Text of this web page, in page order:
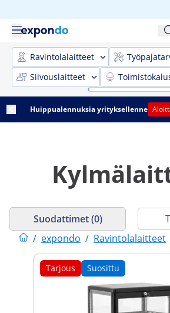
Ravintolalaitteet
Siivouslaitteet
Huippualennuksia yrityksellenne
/ expondo / Ravintolalaitteet
Suodattimet (0)
Tarjous Suosittu